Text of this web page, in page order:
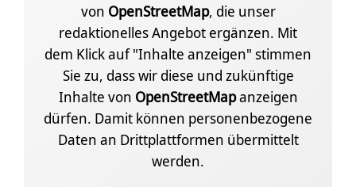
von OpenStreetMap, die unser
redaktionelles Angebot ergänzen. Mit
dem Klick auf "Inhalte anzeigen" stimmen
Sie zu, dass wir diese und zukünftige
Inhalte von OpenStreetMapanzeigen
dürfen. Damit können personenbezogene
Daten an Drittplattformen übermittelt
werden.